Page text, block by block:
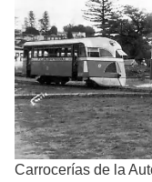
Carrocerías de la